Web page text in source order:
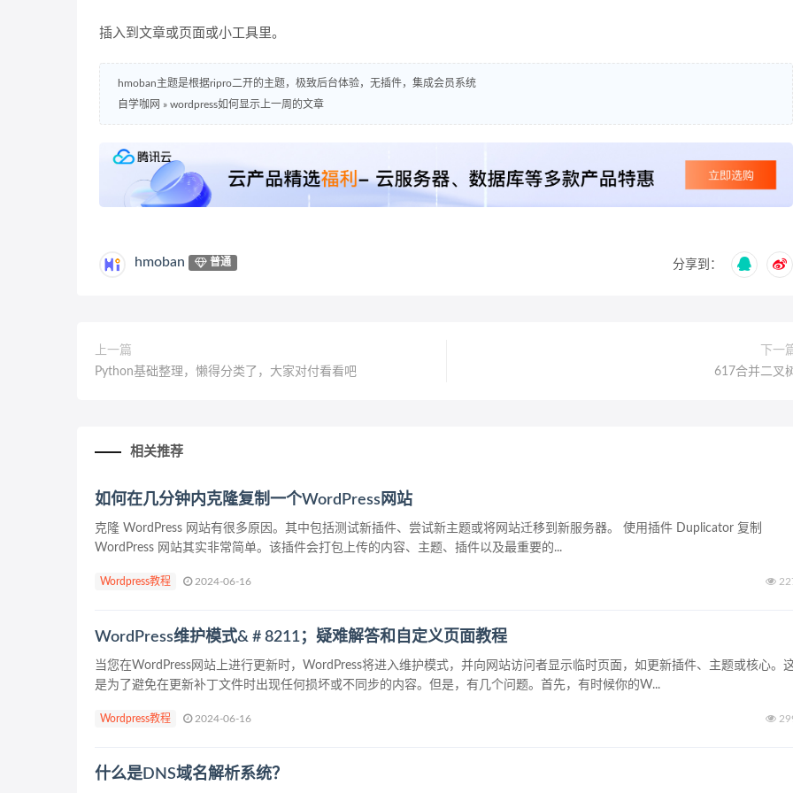
插入到文章或页面或小工具里。
hmoban主题是根据ripro二开的主题，极致后台体验，无插件，集成会员系统
自学咖网 » wordpress如何显示上一周的文章
hmoban 普通 分享到：
上一篇
Python基础整理，懒得分类了，大家对付看看吧
下一
617合并二叉
相关推荐
如何在几分钟内克隆复制一个WordPress网站
克隆 WordPress 网站有很多原因。其中包括测试新插件、尝试新主题或将网站迁移到新服务器。 使用插件 Duplicator 复制
WordPress 网站其实非常简单。该插件会打包上传的内容、主题、插件以及最重要的...
Wordpress教程 2024-06-16
WordPress维护模式& # 8211；疑难解答和自定义页面教程
当您在WordPress网站上进行更新时，WordPress将进入维护模式，并向网站访问者显示临时页面，如更新插件、主题或核心。
是为了避免在更新补丁文件时出现任何损坏或不同步的内容。但是，有几个问题。首先，有时候你的W...
Wordpress教程 2024-06-16
什么是DNS域名解析系统？